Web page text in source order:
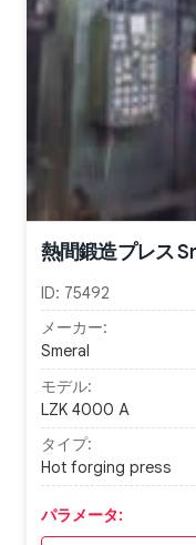
熱間鍛造プレス
ID: 75492
メーカー:
Smeral
モデル:
LZK 4000 A
タイプ:
Hot forging press
パラメータ: